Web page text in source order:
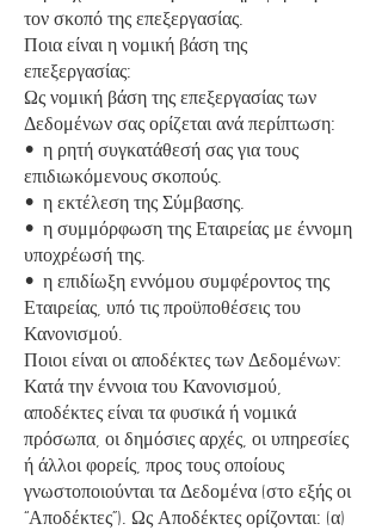
τον σκοπό της επεξεργασίας.
Ποια είναι η νομική βάση της
επεξεργασίας:
Ως νομική βάση της επεξεργασίας των
Δεδομένων σας ορίζεται ανά περίπτωση:
• η ρητή συγκατάθεσή σας για τους
επιδιωκόμενους σκοπούς.
• η εκτέλεση της Σύμβασης.
• η συμμόρφωση της Εταιρείας με έννομη
υποχρέωσή της.
• η επιδίωξη εννόμου συμφέροντος της
Εταιρείας, υπό τις προϋποθέσεις του
Κανονισμού.
Ποιοι είναι οι αποδέκτες των Δεδομένων:
Κατά την έννοια του Κανονισμού,
αποδέκτες είναι τα φυσικά ή νομικά
πρόσωπα, οι δημόσιες αρχές, οι υπηρεσίες
ή άλλοι φορείς, προς τους οποίους
γνωστοποιούνται τα Δεδομένα (στο εξής οι
“Αποδέκτες”). Ως Αποδέκτες ορίζονται: (α)